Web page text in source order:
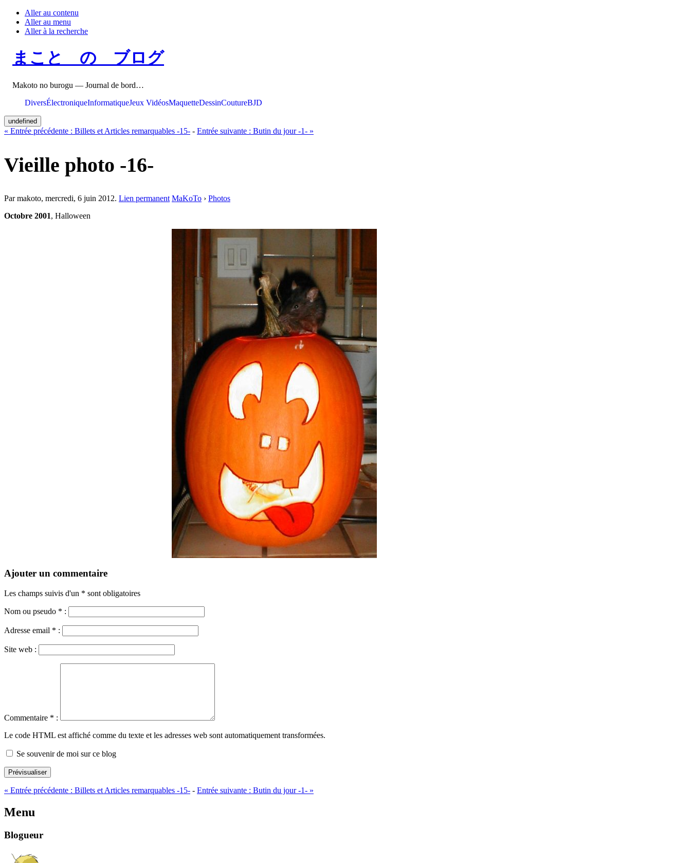
Aller au contenu
Aller au menu
Aller à la recherche
まこと の ブログ
Makoto no burogu — Journal de bord…
DiversÉlectroniqueInformatiqueJeux VidéosMaquetteDessinCoutureBJD
undefined
« Entrée précédente : Billets et Articles remarquables -15- - Entrée suivante : Butin du jour -1- »
Vieille photo -16-
Par makoto, mercredi, 6 juin 2012. Lien permanent MaKoTo › Photos
Octobre 2001, Halloween
Ajouter un commentaire
Les champs suivis d'un * sont obligatoires
Nom ou pseudo * :
Adresse email * :
Site web :
Commentaire * :
Le code HTML est affiché comme du texte et les adresses web sont automatiquement transformées.
Se souvenir de moi sur ce blog
Prévisualiser
« Entrée précédente : Billets et Articles remarquables -15- - Entrée suivante : Butin du jour -1- »
Menu
Blogueur